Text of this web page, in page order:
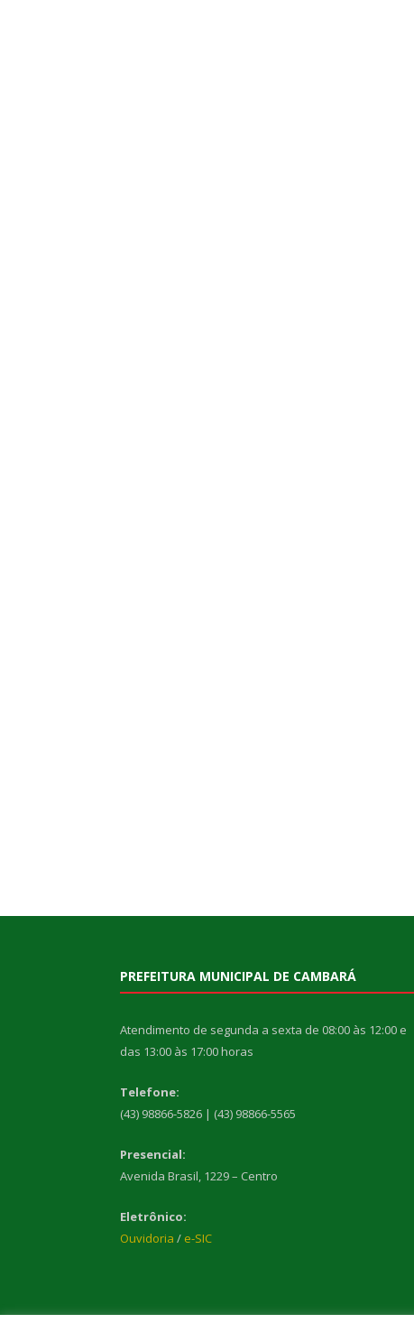
PREFEITURA MUNICIPAL DE CAMBARÁ
Atendimento de segunda a sexta de 08:00 às 12:00 e
das 13:00 às 17:00 horas
Telefone:
(43) 98866-5826 | (43) 98866-5565
Presencial:
Avenida Brasil, 1229 – Centro
Eletrônico:
Ouvidoria / e-SIC